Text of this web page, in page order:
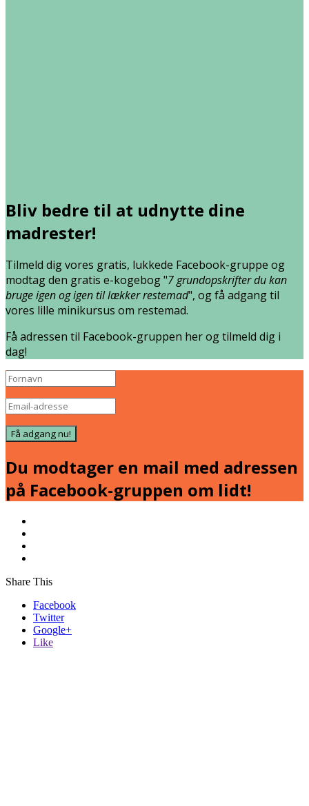
Bliv bedre til at udnytte dine
madrester!
Tilmeld dig vores gratis, lukkede Facebook-gruppe og
modtag den gratis e-kogebog "7 grundopskrifter du kan
bruge igen og igen til lækker restemad", og få adgang til
vores lille minikursus om restemad.
Få adressen til Facebook-gruppen her og tilmeld dig i
dag!
Få adgang nu!
Du modtager en mail med adressen
på Facebook-gruppen om lidt!
Share This
Facebook
Twitter
Google+
Like